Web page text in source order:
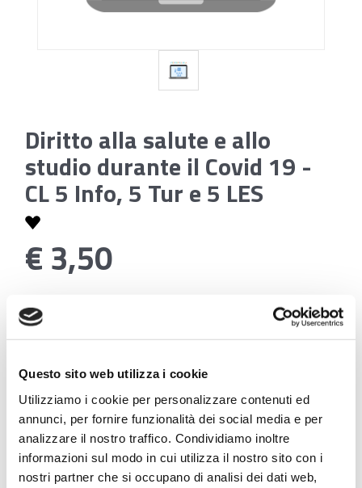
Questo sito web utilizza i cookie
Utilizziamo i cookie per personalizzare contenuti ed
annunci, per fornire funzionalità dei social media e per
analizzare il nostro traffico. Condividiamo inoltre
informazioni sul modo in cui utilizza il nostro sito con i
nostri partner che si occupano di analisi dei dati web,
Diritto alla salute e allo
studio durante il Covid 19 -
CL 5 Info, 5 Tur e 5 LES
€ 3,50
Codice:
Diritto alla salute e allo studio durante il Covid
19 - CL 5 Info, 5 Tur e 5 LES
Se sei studente della scuola utilizza il coupon
"CPVIDEOPILLOLA" in fase di checkout per azzerare
il costo della VideoPillola